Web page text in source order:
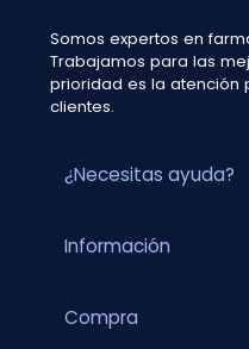
Somos expertos en
Trabajamos para las
prioridad es la atención
clientes.
¿Necesitas ayuda?
Información
Compra